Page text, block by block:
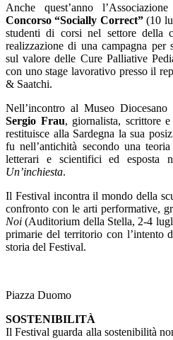
Anche quest’anno
Concorso “Socially Correct”(10
studenti di corsi nel settore della
realizzazione di una campagna per
sul valore delle Cure Palliative
con uno stage lavorativo presso il
& Saatchi.
Nell’incontro al Museo
Sergio Frau, giornalista, scrittore
restituisce alla Sardegna la sua
fu nell’antichità secondo una
letterari e scientifici ed esposta
Un’inchiesta.
Il Festival incontra il mondo della
confronto con le arti performative,
Noi (Auditorium della Stella, 2-4
primarie del territorio con l’intento
storia del Festival.
Piazza Duomo
SOSTENIBILITÀ
Il Festival guarda alla sostenibilità